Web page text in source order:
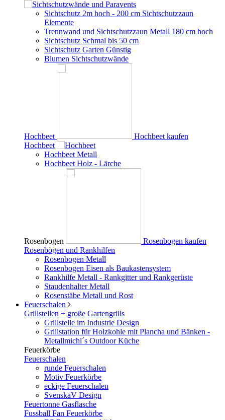
Sichtschutz 2m hoch - 200 cm Sichtschutzzaun
Elemente
Trennwand und Sichtschutzzaun Metall 180 cm hoch
Sichtschutz Schmal bis 50 cm
Sichtschutz Garten Günstig
Blumen Sichtschutzwände
Hochbeet
Hochbeet kaufen
Hochbeet
Hochbeet Metall
Hochbeet Holz - Lärche
Rosenbogen
Rosenbogen kaufen
Rosenbögen und Rankhilfen
Rosenbogen Metall
Rosenbogen Eisen als Baukastensystem
Rankhilfe Metall - Rankgitter und Rankgerüste
Staudenhalter Metall
Rosenstäbe Metall und Rost
Feuerschalen
Grillstellen + große Gartengrills
Grillstelle im Industrie Design
Grillstation für Holzkohle mit Plancha und Bänken -
Metallmichl´s Outdoor Küche
Feuerkörbe
Feuerschalen
runde Feuerschalen
Motiv Feuerkörbe
eckige Feuerschalen
SvenskaV Design
Feuertonne Gasflasche
Fussball Fan Feuerkörbe